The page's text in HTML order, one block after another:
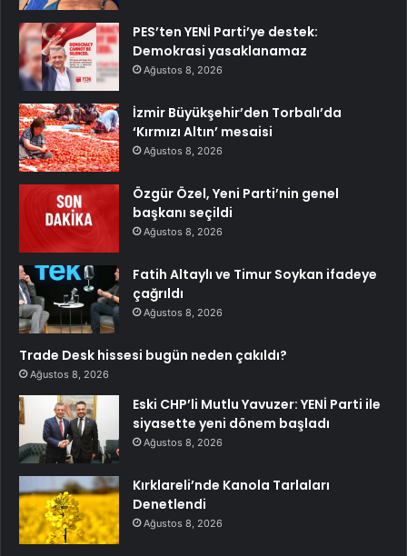
PES’ten YENİ Parti’ye destek:
Demokrasi yasaklanamaz
Ağustos 8, 2026
İzmir Büyükşehir’den Torbalı’da
‘Kırmızı Altın’ mesaisi
Ağustos 8, 2026
Özgür Özel, Yeni Parti’nin genel
başkanı seçildi
Ağustos 8, 2026
Fatih Altaylı ve Timur Soykan ifadeye
çağrıldı
Ağustos 8, 2026
Trade Desk hissesi bugün neden çakıldı?
Ağustos 8, 2026
Eski CHP’li Mutlu Yavuzer: YENİ Parti ile
siyasette yeni dönem başladı
Ağustos 8, 2026
Kırklareli’nde Kanola Tarlaları
Denetlendi
Ağustos 8, 2026